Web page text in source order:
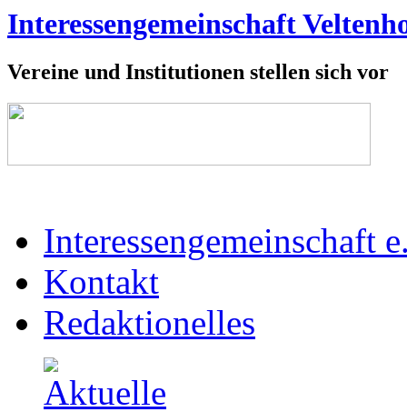
Interessengemeinschaft
Vereine und Institutionen stellen sich vor
Interessengemeinschaft
Kontakt
Redaktionelles